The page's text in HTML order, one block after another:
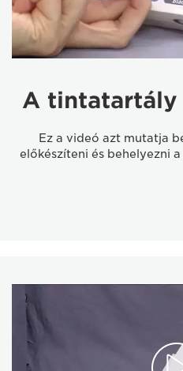
A tintatartály
Ez a videó azt mutatja
előkészíteni és behelyezni